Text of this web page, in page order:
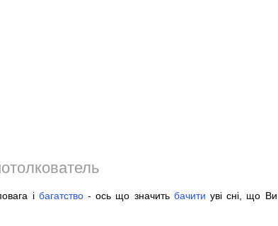
і багатство- ось що значить бачити уві сні, що Ви